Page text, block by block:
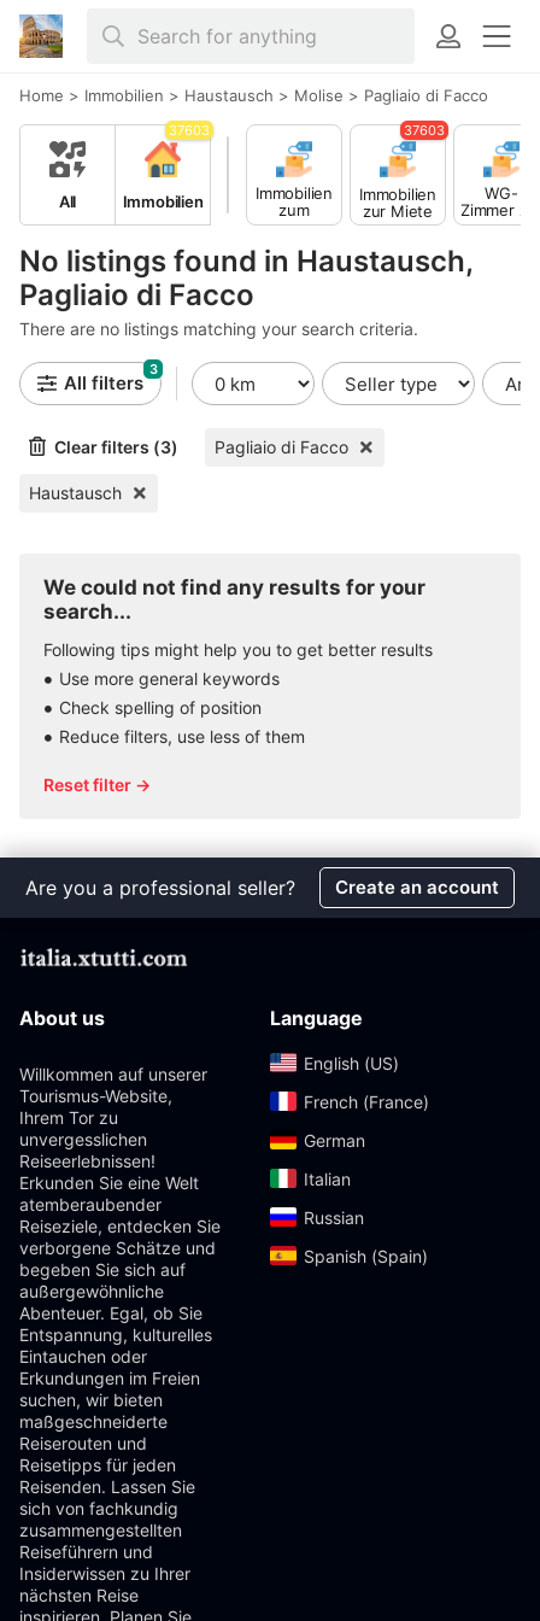
Home > Immobilien > Haustausch > Molise > Pagliaio di Facco
No listings found in Haustausch,
Pagliaio di Facco
There are no listings matching your search criteria.
All Immobilien
37603
Immobilien
zum
Verkauf
Immobilien
zur Miete
37603
WG-
Zimmer
Miete
All filters
3
Clear filters (3) Pagliaio di Facco
Haustausch
We could not find any results for your
search...
Following tips might help you to get better results
Use more general keywords
Check spelling of position
Reduce filters, use less of them
Reset filter →
Are you a professional seller? Create an account
About us
Willkommen auf unserer
Tourismus-Website,
Ihrem Tor zu
unvergesslichen
Reiseerlebnissen!
Erkunden Sie eine Welt
atemberaubender
Reiseziele, entdecken Sie
verborgene Schätze und
begeben Sie sich auf
außergewöhnliche
Abenteuer. Egal, ob Sie
Entspannung, kulturelles
Eintauchen oder
Erkundungen im Freien
suchen, wir bieten
maßgeschneiderte
Reiserouten und
Reisetipps für jeden
Reisenden. Lassen Sie
sich von fachkundig
zusammengestellten
Reiseführern und
Insiderwissen zu Ihrer
nächsten Reise
inspirieren. Planen Sie
Language
English (US)‎
French (France)‎
German‎
Italian‎
Russian‎
Spanish (Spain)‎